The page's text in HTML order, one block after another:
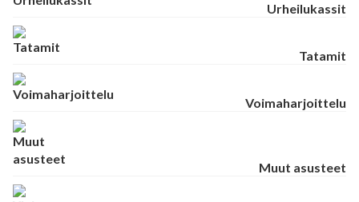
Urheilukassit
Tatamit
Voimaharjoittelu
Muut asusteet